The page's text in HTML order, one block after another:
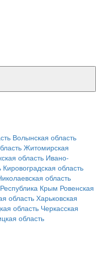
Волынская область
Житомирская
область Ивано-
Кировоградская область
область
Республика Крым Ровенская
область Харьковская
область Черкасская
область